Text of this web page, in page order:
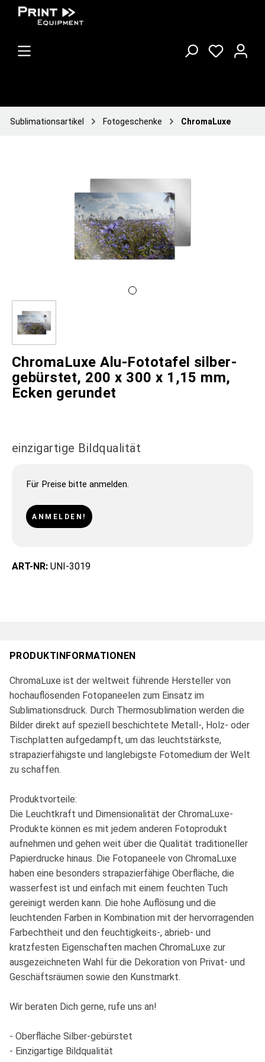
Sublimationsartikel Fotogeschenke ChromaLuxe
ChromaLuxe Alu-Fototafel silber-
gebürstet, 200 x 300 x 1,15 mm,
Ecken gerundet
einzigartige Bildqualität
Für Preise bitte anmelden.
ANMELDEN!
ART-NR: UNI-3019
PRODUKTINFORMATIONEN
ChromaLuxe ist der weltweit führende Hersteller von
hochauflösenden Fotopaneelen zum Einsatz im
Sublimationsdruck. Durch Thermosublimation werden die
Bilder direkt auf speziell beschichtete Metall-, Holz- oder
Tischplatten aufgedampft, um das leuchtstärkste,
strapazierfähigste und langlebigste Fotomedium der Welt
zu schaffen.
Produktvorteile:
Die Leuchtkraft und Dimensionalität der ChromaLuxe-
Produkte können es mit jedem anderen Fotoprodukt
aufnehmen und gehen weit über die Qualität traditioneller
Papierdrucke hinaus. Die Fotopaneele von ChromaLuxe
haben eine besonders strapazierfähige Oberfläche, die
wasserfest ist und einfach mit einem feuchten Tuch
gereinigt werden kann. Die hohe Auflösung und die
leuchtenden Farben in Kombination mit der hervorragenden
Farbechtheit und den feuchtigkeits-, abrieb- und
kratzfesten Eigenschaften machen ChromaLuxe zur
ausgezeichneten Wahl für die Dekoration von Privat- und
Geschäftsräumen sowie den Kunstmarkt.
Wir beraten Dich gerne, rufe uns an!
- Oberfläche Silber-gebürstet
- Einzigartige Bildqualität